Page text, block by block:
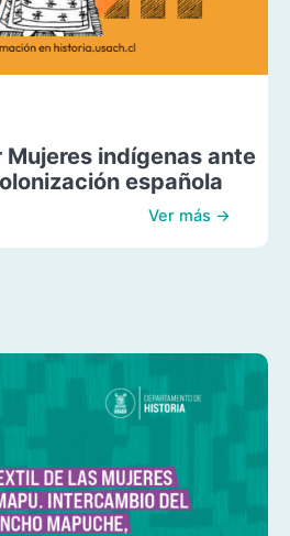
indígenas ante
española
Ver más →